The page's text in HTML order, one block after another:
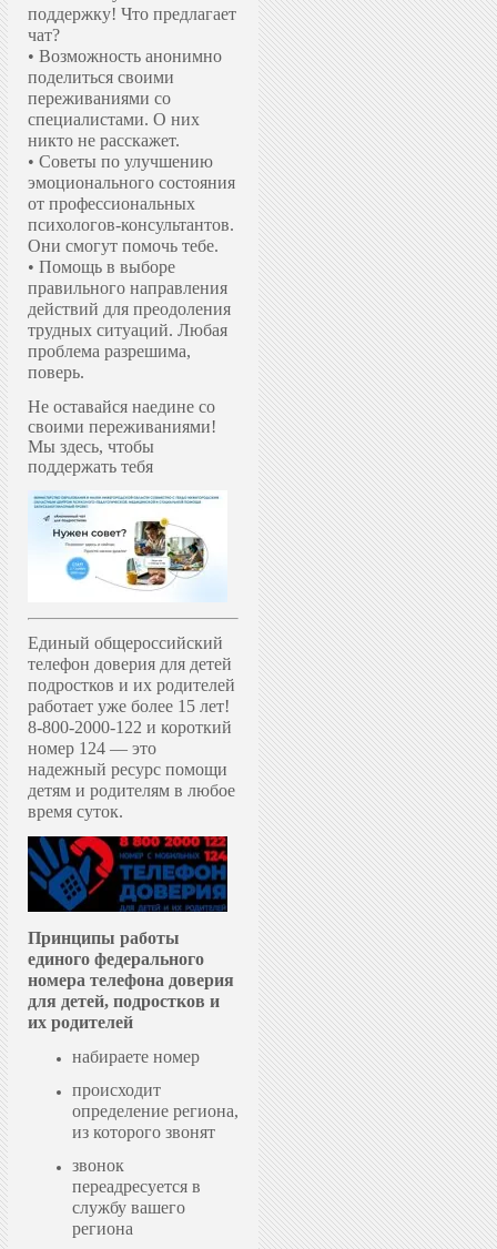
поддержку! Что предлагает
чат?
• Возможность анонимно
поделиться своими
переживаниями со
специалистами. О них
никто не расскажет.
• Советы по улучшению
эмоционального состояния
от профессиональных
психологов-консультантов.
Они смогут помочь тебе.
• Помощь в выборе
правильного направления
действий для преодоления
трудных ситуаций. Любая
проблема разрешима,
поверь.
Не оставайся наедине со
своими переживаниями!
Мы здесь, чтобы
поддержать тебя
Единый общероссийский
телефон доверия для детей
подростков и их родителей
работает уже более 15 лет!
8-800-2000-122 и короткий
номер 124 — это
надежный ресурс помощи
детям и родителям в любое
время суток.
Принципы работы
единого федерального
номера телефона доверия
для детей, подростков и
их родителей
набираете номер
происходит
определение региона,
из которого звонят
звонок
переадресуется в
службу вашего
региона